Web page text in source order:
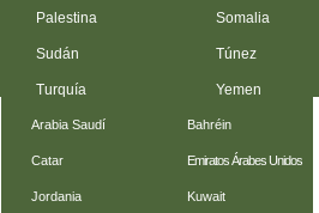
a pesar de que en 2001 y 2009 se
Leer más sobre El próximo presidente
Turquía tras el Golpe
| 18 Jul 2016
Turquía
Palestina Somalia
Sudán Túnez
Turquía Yemen
Arabia Saudí Bahréin
Catar Emiratos Árabes Unidos
Jordania Kuwait